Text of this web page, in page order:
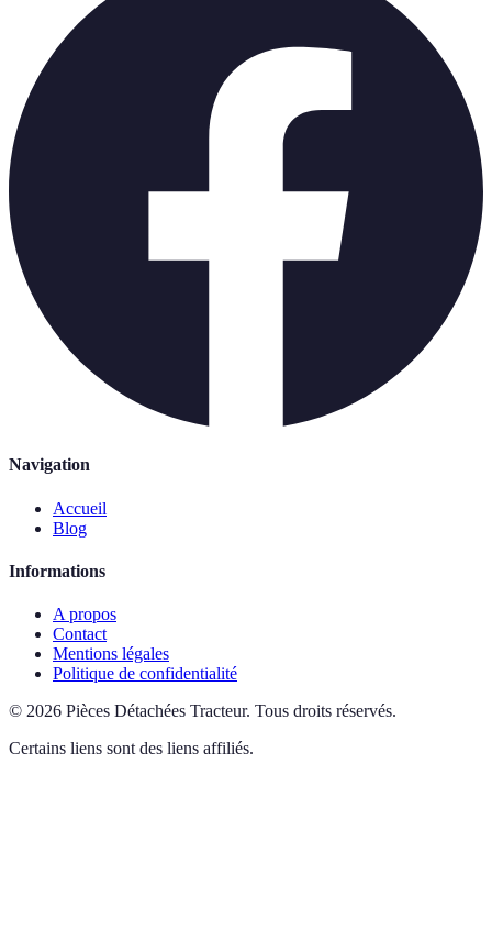
Navigation
Accueil
Blog
Informations
A propos
Contact
Mentions légales
Politique de confidentialité
© 2026 Pièces Détachées Tracteur. Tous droits réservés.
Certains liens sont des liens affiliés.